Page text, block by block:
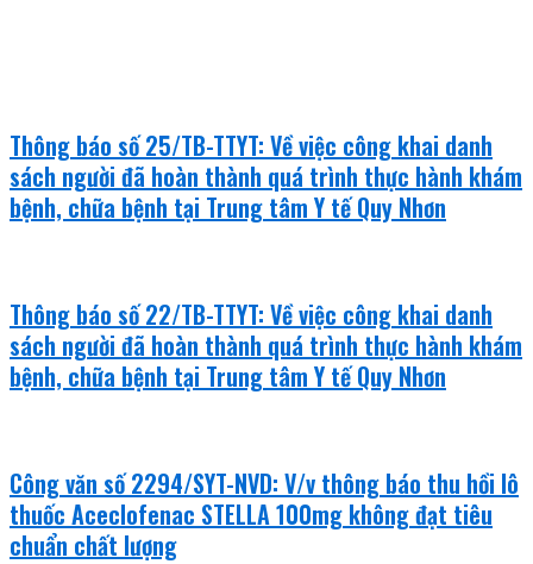
Thông báo số 25/TB-TTYT: Về việc công khai danh
sách người đã hoàn thành quá trình thực hành khám
bệnh, chữa bệnh tại Trung tâm Y tế Quy Nhơn
Thông báo số 22/TB-TTYT: Về việc công khai danh
sách người đã hoàn thành quá trình thực hành khám
bệnh, chữa bệnh tại Trung tâm Y tế Quy Nhơn
Công văn số 2294/SYT-NVD: V/v thông báo thu hồi lô
thuốc Aceclofenac STELLA 100mg không đạt tiêu
chuẩn chất lượng